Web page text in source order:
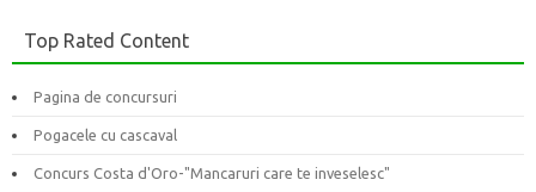
Top Rated Content
Pagina de concursuri
Pogacele cu cascaval
Concurs Costa d'Oro-"Mancaruri care te inveselesc"